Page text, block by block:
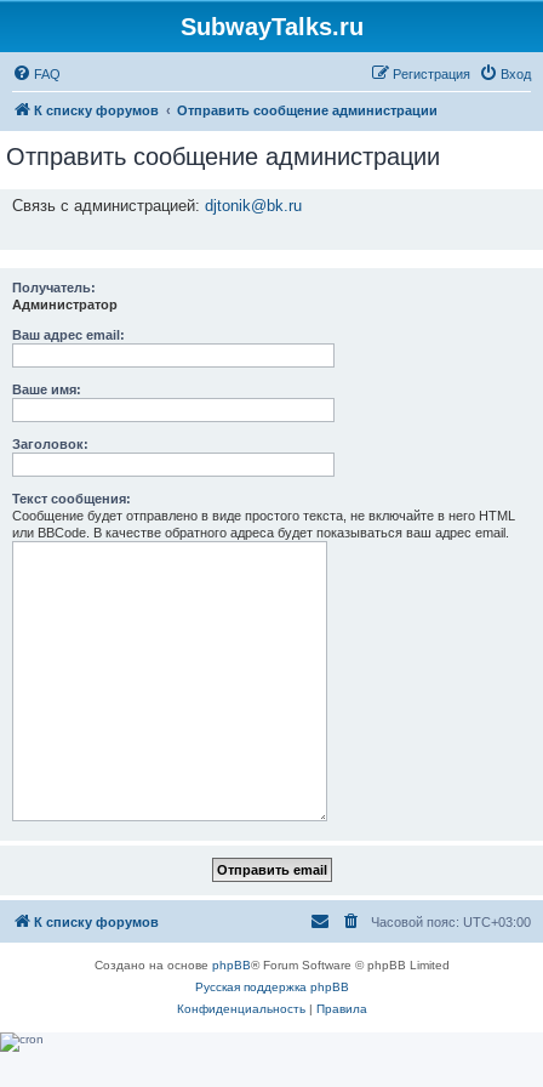
SubwayTalks.ru
FAQ Вход
Регистрация
К списку форумов Отправить сообщение администрации
Отправить сообщение администрации
Связь с администрацией: djtonik@bk.ru
Получатель:
Администратор
Ваш адрес email:
Ваше имя:
Заголовок:
Текст сообщения:
Сообщение будет отправлено в виде простого текста, не включайте в него HTML
или BBCode. В качестве обратного адреса будет показываться ваш адрес email.
К списку форумов Часовой пояс: UTC+03:00
Создано на основе phpBB® Forum Software © phpBB Limited
Русская поддержка phpBB
Конфиденциальность| Правила